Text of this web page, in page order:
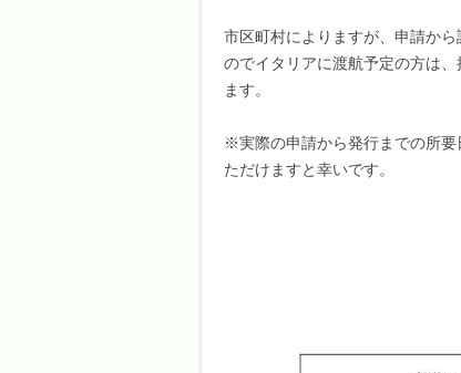
市区町村によりますが、申請か
のでイタリアに渡航予定の方は
ます。
※実際の申請から発行までの所
ただけますと幸いです。